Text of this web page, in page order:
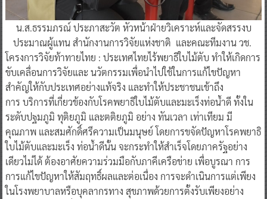
น.ส.ธรรมภรณ์ ประภาสะวัต หัวหน้าฝ่ายวิเคราะห์และจัดสรรงบ
ประมาณผู้แทน สำนักงานการวิจัยแห่งชาติ และคณะทีมงาน วช.
โครงการวิจัยท้าทายไทย : ประเทศไทยไร้พยาธิใบไม้ตับ ทําให้เกิดการ
ขับเคลื่อนการวิจัยและ นวัตกรรมเพื่อนําไปใช้ในการแก้ไขปัญหา
สําคัญให้กับประเทศอย่างแท้จริง และทําให้ประชาชนเข้าถึง
การ บริการที่เกี่ยวข้องกับโรคพยาธิใบไม้ตับและมะเร็งท่อน้ําดี ทั้งใน
ระดับปฐมภูมิ ทุติยภูมิ และตติยภูมิ อย่าง ทันเวลา เท่าเทียม มี
คุณภาพ และสมศักดิ์ศรีความเป็นมนุษย์ โดยการขจัดปัญหาโรคพยาธิ
ใบไม้ตับและมะเร็ง ท่อน้ําดีนั้น จะกระทําให้สําเร็จโดยภาครัฐอย่าง
เดียวไม่ได้ ต้องอาศัยความร่วมมือกับภาคีเครือข่าย เพื่อบูรณา การ
การแก้ไขปัญหาให้สัมฤทธิ์ผลและต่อเนื่อง การจะดําเนินการแต่เพียง
ในโรงพยาบาลหรือบุคลากรทาง สุขภาพด้วยการตั้งรับเพียงอย่าง